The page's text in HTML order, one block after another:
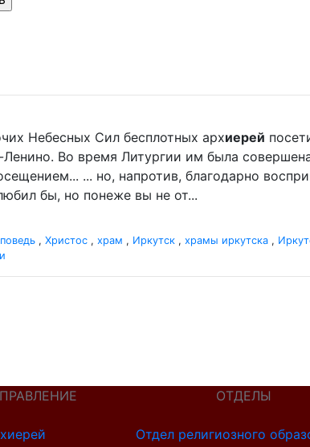
Небесных Сил бесплотных архиерей
Во время Литургии им была
... но, напротив, благодарно
бы, но понеже вы не от...
, Христос , храм , Иркутск , храмы иркутска ,
ОТДЕЛЫ
Отдел религиозного